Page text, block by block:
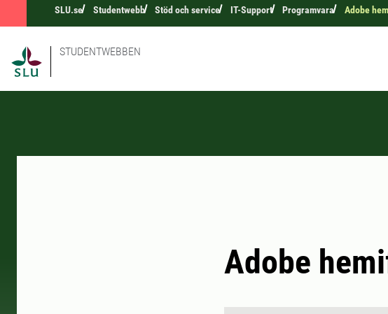
SLU.se Studentwebb Stöd och service IT-Support Programvara Adobe
STUDENTWEBBEN
Adobe